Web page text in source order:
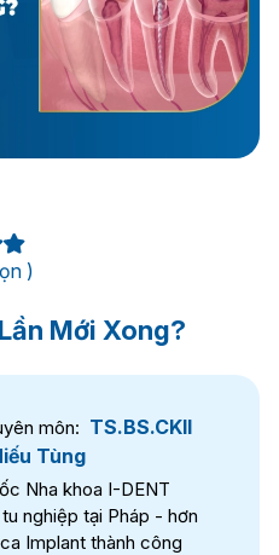
)
Mới Xong?
môn: TS.BS.CKII
Tùng
Nha khoa I-DENT
tu nghiệp tại Pháp - hơn
Implant thành công